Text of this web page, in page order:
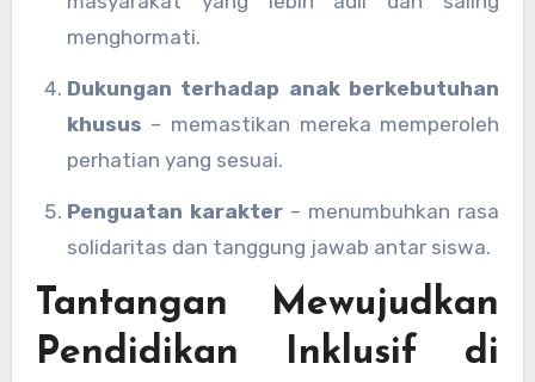
menghormati.
Dukungan terhadap anak berkebutuhan
khusus – memastikan mereka memperoleh
perhatian yang sesuai.
Penguatan karakter– menumbuhkan rasa
solidaritas dan tanggung jawab antar siswa.
Tantangan Mewujudkan
Pendidikan Inklusif di